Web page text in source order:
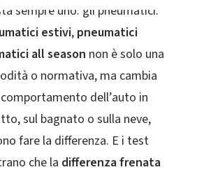
sempre uno: gli pneumatici.
estivi, pneumatici
all season non è solo una
o normativa, ma cambia
dell’auto in
sul bagnato o sulla neve,
fare la differenza. E i test
che la differenza frenata